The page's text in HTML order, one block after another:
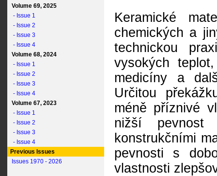
Volume 69, 2025
- Issue 1
- Issue 2
- Issue 3
- Issue 4
Volume 68, 2024
- Issue 1
- Issue 2
- Issue 3
- Issue 4
Volume 67, 2023
- Issue 1
- Issue 2
- Issue 3
- Issue 4
Previous Issues
Issues 1970 - 2026
Keramické
chemických a
technickou
vysokých
medicíny a
Určitou
méně příznivé
nižší
konstrukčními
pevnosti s
vlastnosti